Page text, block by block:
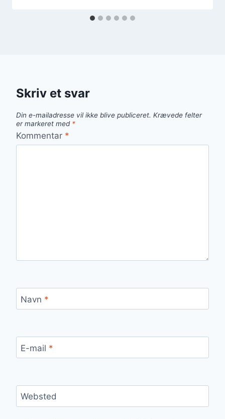
Skriv et svar
Din e-mailadresse vil ikke blive publiceret. Krævede felter
er markeret med *
Kommentar *
Navn *
E-mail *
Websted